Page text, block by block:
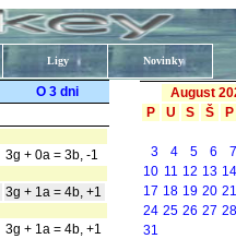
Ligy Novinky
O 3 dni
3g + 0a = 3b, -1
3g + 1a = 4b, +1
3g + 1a = 4b, +1
August
P
U S Š P
3
4 5 6 7
10 11 12 13 14
17 18 19 20 21
24 25 26 27 28
31